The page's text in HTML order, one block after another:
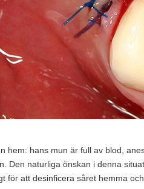
hem: hans mun är full av blod,
Den naturliga önskan i denna
för att desinficera såret hemma